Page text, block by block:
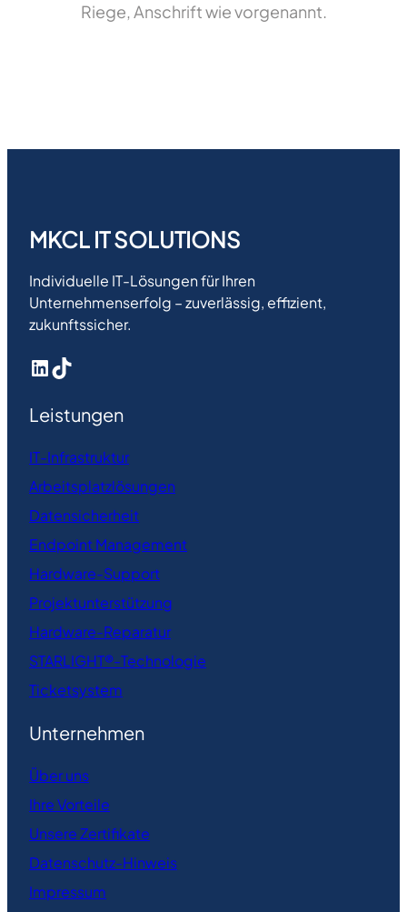
Riege, Anschrift wie vorgenannt.
MKCL IT SOLUTIONS
Individuelle IT-Lösungen für Ihren
Unternehmenserfolg – zuverlässig, effizient,
zukunftssicher.
LinkedIn TikTok
Leistungen
IT-Infrastruktur
Arbeitsplatzlösungen
Datensicherheit
Endpoint Management
Hardware-Support
Projektunterstützung
Hardware-Reparatur
STARLIGHT®-Technologie
Ticketsystem
Unternehmen
Über uns
Ihre Vorteile
Unsere Zertifikate
Datenschutz-Hinweis
Impressum